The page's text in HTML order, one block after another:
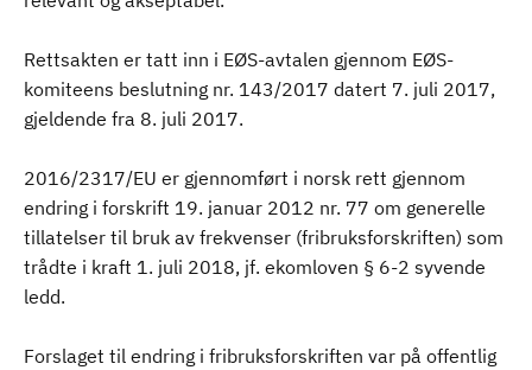
Rettsakten er tatt inn i EØS-avtalen gjennom EØS-
komiteens beslutning nr. 143/2017 datert 7. juli 2017,
gjeldende fra 8. juli 2017.
2016/2317/EU er gjennomført i norsk rett gjennom
endring i forskrift 19. januar 2012 nr. 77 om generelle
tillatelser til bruk av frekvenser (fribruksforskriften) som
trådte i kraft 1. juli 2018, jf. ekomloven § 6-2 syvende
ledd.
Forslaget til endring i fribruksforskriften var på offentlig